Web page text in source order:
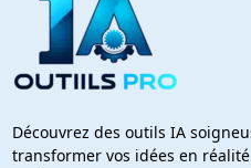
Découvrez des outils IA
transformer vos idées en